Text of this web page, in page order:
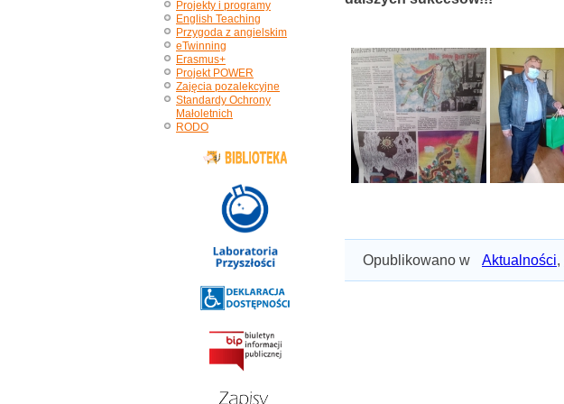
Projekty i programy
English Teaching
Przygoda z angielskim
eTwinning
Erasmus+
Projekt POWER
Zajęcia pozalekcyjne
Standardy Ochrony
Małoletnich
RODO
Opublikowano w Aktualności,